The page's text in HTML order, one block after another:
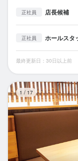
正社員 店長候補
正社員 ホールスタ
最終更新日：30日以上前
1 / 17